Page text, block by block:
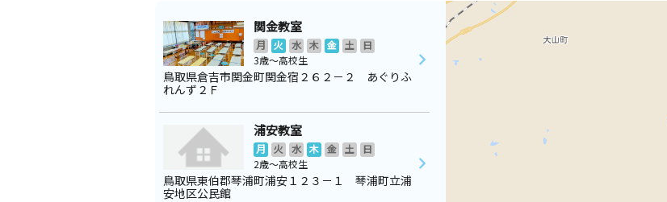
関金教室
月 火 水 木 金 土
日
3歳～高校生
鳥取県倉吉市関金町関金宿２６２－２ あぐりふ
れんず２Ｆ
浦安教室
月 火 水 木 金 土
日
2歳～高校生
鳥取県東伯郡琴浦町浦安１２３－１ 琴浦町立浦
安地区公民館